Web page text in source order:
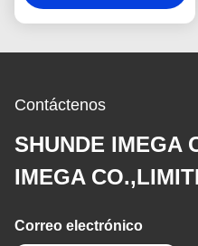
Tag Rectangle
Contáctenos
SHUNDE IMEGA
IMEGA
Correo electrónico